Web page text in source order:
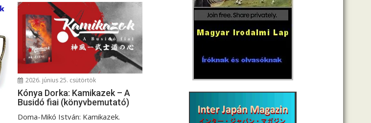
2026. június 25. csütörtök
Kónya Dorka: Kamikazek – A
Busidó fiai (könyvbemutató)
Doma-Mikó István: Kamikazek.